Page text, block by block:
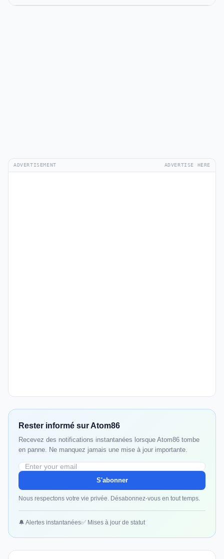
ADVERTISEMENT ADVERTISE HERE
Rester informé sur Atom86
Recevez des notifications instantanées lorsque Atom86 tombe
en panne. Ne manquez jamais une mise à jour importante.
S'abonner
Nous respectons votre vie privée. Désabonnez-vous en tout temps.
🔔 Alertes instantanées✅ Mises à jour de statut